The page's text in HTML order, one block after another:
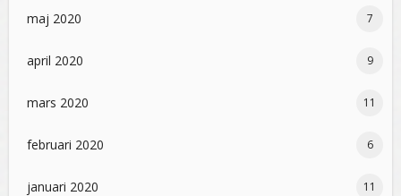
maj 2020 7
april 2020 9
mars 2020 11
februari 2020 6
januari 2020 11